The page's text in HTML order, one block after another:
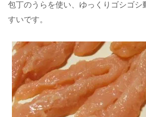
包丁のうらを使い、ゆっくりゴシゴシ
すいです。